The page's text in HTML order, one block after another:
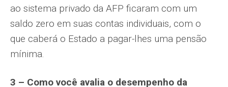
ao sistema privado da AFP ficaram com um
saldo zero em suas contas individuais, com o
que caberá o Estado a pagar-lhes uma pensão
mínima.
3 – Como você avalia o desempenho da